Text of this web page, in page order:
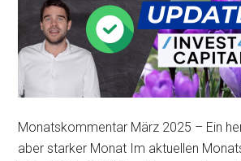
Monatskommentar März 2025 – Ein
aber starker Monat Im aktuellen